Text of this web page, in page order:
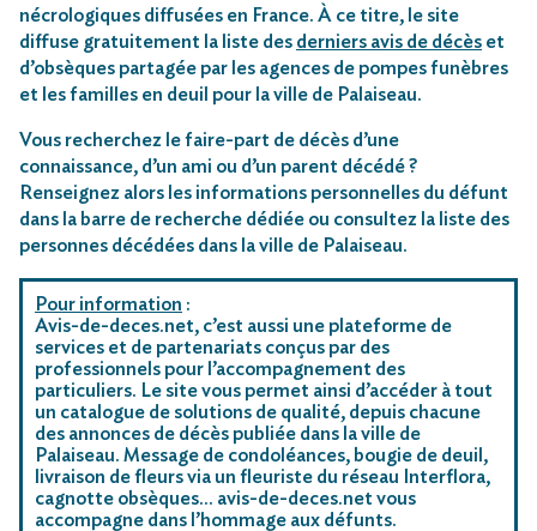
nécrologiques diffusées en France. À ce titre, le site
diffuse gratuitement la liste des derniers avis de décès et
d’obsèques partagée par les agences de pompes funèbres
et les familles en deuil pour la ville de Palaiseau.
Vous recherchez le faire-part de décès d’une
connaissance, d’un ami ou d’un parent décédé ?
Renseignez alors les informations personnelles du défunt
dans la barre de recherche dédiée ou consultez la liste des
personnes décédées dans la ville de Palaiseau.
Pour information :
Avis-de-deces.net, c’est aussi une plateforme de
services et de partenariats conçus par des
professionnels pour l’accompagnement des
particuliers. Le site vous permet ainsi d’accéder à tout
un catalogue de solutions de qualité, depuis chacune
des annonces de décès publiée dans la ville de
Palaiseau. Message de condoléances, bougie de deuil,
livraison de fleurs via un fleuriste du réseau Interflora,
cagnotte obsèques… avis-de-deces.net vous
accompagne dans l’hommage aux défunts.